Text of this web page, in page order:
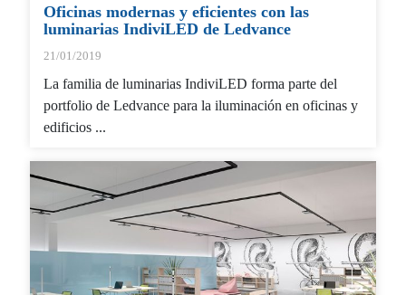
Oficinas modernas y eficientes con las
luminarias IndiviLED de Ledvance
21/01/2019
La familia de luminarias IndiviLED forma parte del
portfolio de Ledvance para la iluminación en oficinas y
edificios ...